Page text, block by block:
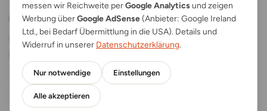
RECHTLICHES
© 2026 AppTicker News · Als Amazon-Partner verdienen wir an
messen wir Reichweite perGoogle Analyticsund zeigen
Werbung überGoogle AdSense(Anbieter: Google Ireland
Ltd., bei Bedarf Übermittlung in die USA). Details und
Widerruf in unserer Datenschutzerklärung.
Nur notwendige Einstellungen
Alle akzeptieren